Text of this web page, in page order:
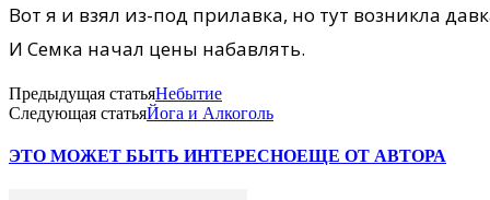
Вот я и взял из-под прилавка, но тут возникла
И Семка начал цены набавлять.
Предыдущая статьяНебытие
Следующая статьяЙога и Алкоголь
ЭТО МОЖЕТ БЫТЬ ИНТЕРЕСНОЕЩЕ ОТ АВТОРА